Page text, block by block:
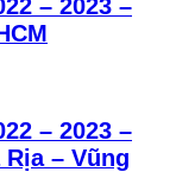
– 2023 –
– 2023 –
– Vũng